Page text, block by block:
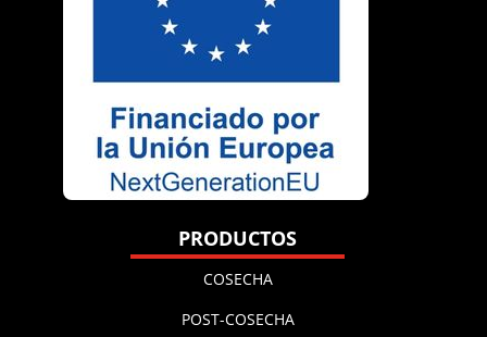
PRODUCTOS
COSECHA
POST-COSECHA